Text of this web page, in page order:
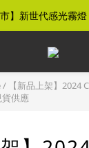
惠】全館滿$500元
市】新世代感光霧
惠】全館滿$500元
/
【新品上架】2024
貨供應